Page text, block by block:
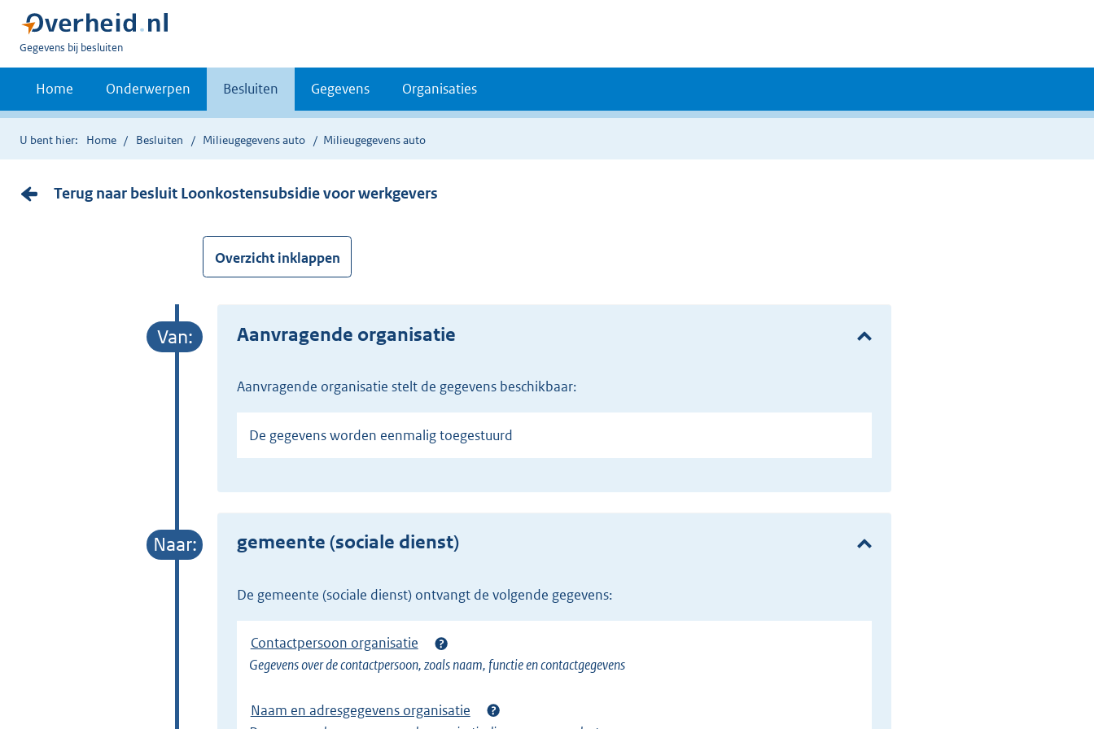
U
bent
Gegevens bij besluiten
Home Onderwerpen Besluiten Gegevens Organisaties
U bent hier: Home Besluiten Milieugegevens auto Milieugegevens auto
Terug naar besluit Loonkostensubsidie voor werkgevers
Overzicht inklappen
Aanvragende organisatie
Aanvragende organisatie stelt de gegevens beschikbaar:
De gegevens worden eenmalig toegestuurd
gemeente (sociale dienst)
de gemeente (sociale dienst) ontvangt de volgende gegevens:
Contactpersoon organisatie
Gegevens over de contactpersoon, zoals naam, functie en contactgegevens
Naam en adresgegevens organisatie